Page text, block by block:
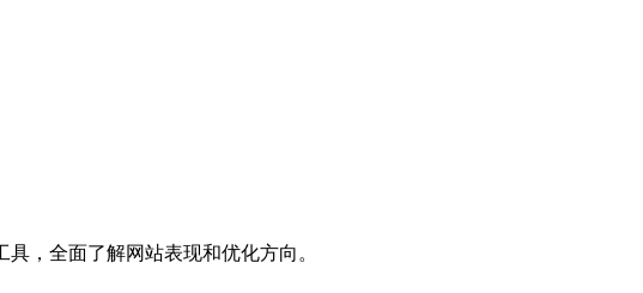
，全面了解网站表现和优化方向。